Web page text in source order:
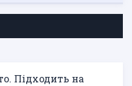
Підходить на